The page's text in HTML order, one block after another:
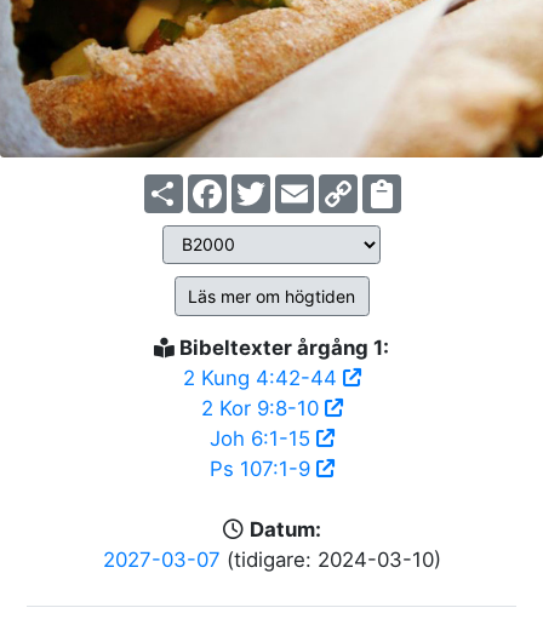
ShareFacebook
TwitterEmailCopy
Link
Läs mer om högtiden
Bibeltexter årgång 1:
2 Kung 4:42-44
2 Kor 9:8-10
Joh 6:1-15
Ps 107:1-9
Datum:
2027-03-07 (tidigare: 2024-03-10)